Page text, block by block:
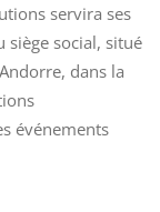
servira ses
siège social, situé
dans la
événements